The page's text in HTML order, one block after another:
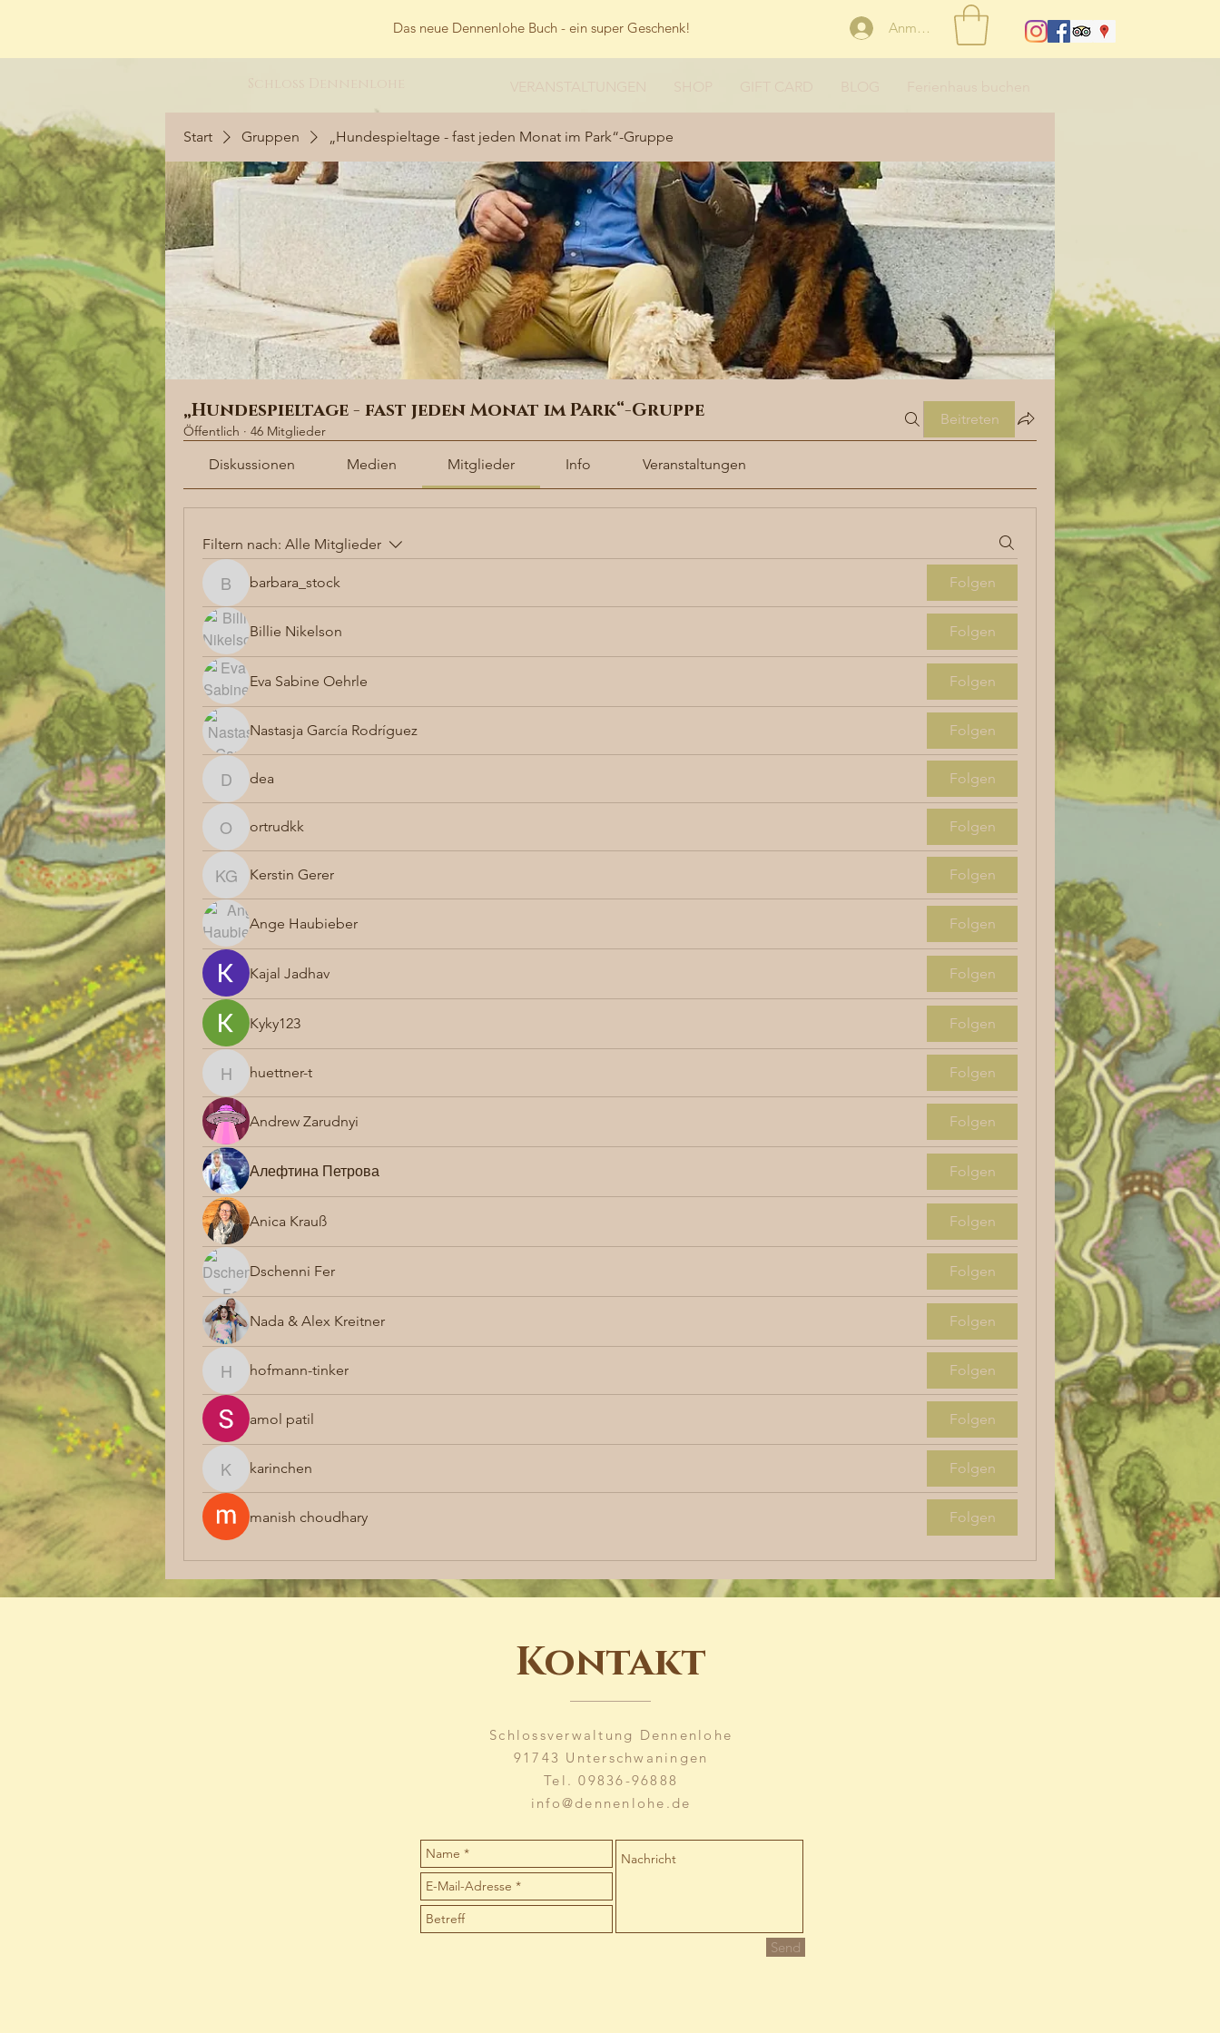
Das neue Dennenlohe Buch - ein super Geschenk! Anmelden
Start Gruppen „Hundespieltage - fast jeden Monat im Park“-Gruppe
„Hundespieltage - fast jeden Monat im Park“-Gruppe
Öffentlich · 46 Mitglieder
Beitreten
Diskussionen Medien Mitglieder Info Veranstaltungen
Filtern nach: Alle Mitglieder
barbara_stock
barbara_stock Folgen
Billie Nikelson Folgen
Eva Sabine Oehrle Folgen
Nastasja García Rodríguez Folgen
deadea Folgen
ortrudkk
ortrudkk Folgen
Kerstin Gerer
Kerstin Gerer Folgen
Ange Haubieber Folgen
Kajal Jadhav Folgen
Kyky123 Folgen
huettner-t
huettner-t Folgen
Andrew Zarudnyi Folgen
Алефтина Петрова Folgen
Anica Krauß Folgen
Dschenni Fer Folgen
Nada & Alex Kreitner Folgen
hofmann-tinker
hofmann-tinker Folgen
amol patil Folgen
karinchen
karinchen Folgen
manish choudhary Folgen
Kontakt
Schlossverwaltung Dennenlohe
91743 Unterschwaningen
Tel. 09836-96888
info@dennenlohe.de
Send